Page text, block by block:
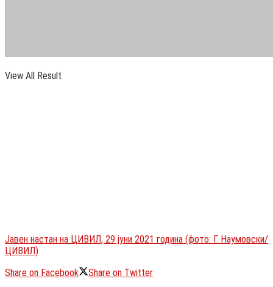
View All Result
Јавен настан на ЦИВИЛ, 29 јуни 2021 година (фото: Г. Наумовски/
ЦИВИЛ)
Share on Facebook
Share on Twitter